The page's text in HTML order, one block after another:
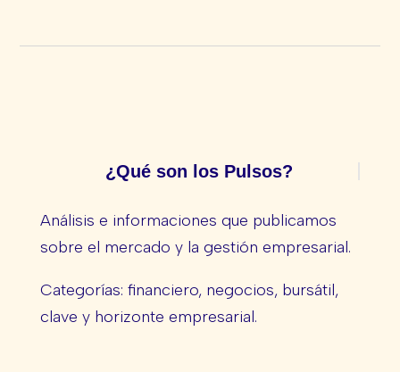
¿Qué son los Pulsos?
Análisis e informaciones que publicamos
sobre el mercado y la gestión empresarial.
Categorías: financiero, negocios, bursátil,
clave y horizonte empresarial.